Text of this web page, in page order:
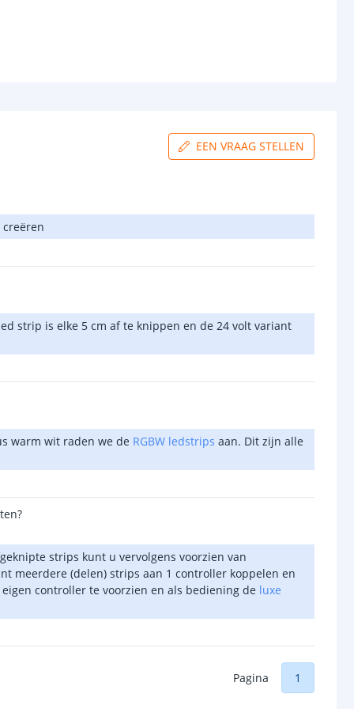
EEN VRAAG STELLEN
strip is elke 5 cm af te knippen en de 24 volt variant
warm wit raden we de RGBW ledstrips aan. Dit zijn alle
strips kunt u vervolgens voorzien van
meerdere (delen) strips aan 1 controller koppelen en
controller te voorzien en als bediening de luxe
Pagina 1